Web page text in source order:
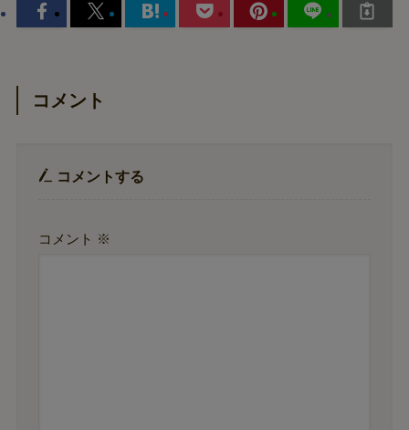
コメント
コメントする
コメント ※